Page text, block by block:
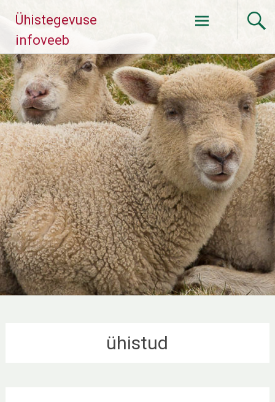
content
Ühistegevuse
infoveeb
ühistud